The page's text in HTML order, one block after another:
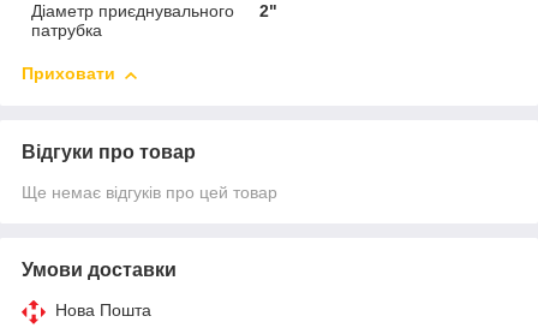
Діаметр приєднувального
патрубка
2"
Приховати
Відгуки про товар
Ще немає відгуків про цей товар
Умови доставки
Нова Пошта